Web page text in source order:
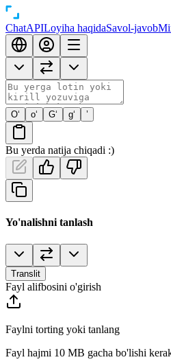
ChatAPILoyiha haqidaSavol-javob
O‘ o‘ G‘ g‘ ’
Bu yerda natija chiqadi :)
Yo'nalishni tanlash
Translit
Fayl alifbosini o'girish
Faylni torting yoki tanlang
Fayl hajmi 10 MB gacha bo'lishi